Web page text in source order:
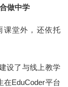
做中学
课堂外，还依托
设了与线上教学
在EduCoder平台